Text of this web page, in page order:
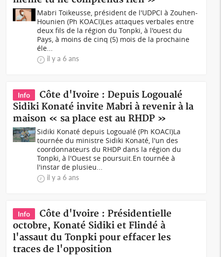
Mabri Toikeusse, président de l'UDPCI à Zouhen-
Hounien (Ph KOACI)Les attaques verbales entre
deux fils de la région du Tonpki, à l'ouest du
Pays, à moins de cinq (5) mois de la prochaine
éle...
il y a 6 ans
Info
Côte d'Ivoire : Depuis Logoualé
Sidiki Konaté invite Mabri à revenir à la
maison « sa place est au RHDP »
Sidiki Konaté depuis Logoualé (Ph KOACI)La
tournée du ministre Sidiki Konaté, l'un des
coordonnateurs du RHDP dans la région du
Tonpki, à l'Ouest se poursuit.En tournée à
l'instar de plusieu...
il y a 6 ans
Info
Côte d'Ivoire : Présidentielle
octobre, Konaté Sidiki et Flindé à
l'assaut du Tonpki pour effacer les
traces de l'opposition